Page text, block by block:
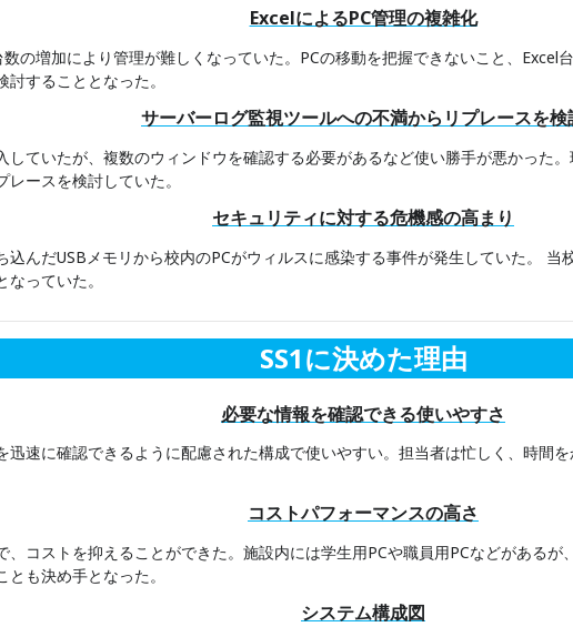
ExcelによるPC管理の複雑化
の増加により管理が難しくなっていた。PCの移動を把握できないこと、
することとなった。
サーバーログ監視ツールへの不満からリプレースを検
ていたが、複数のウィンドウを確認する必要があるなど使い勝手が悪かった
ースを検討していた。
セキュリティに対する危機感の高まり
んだUSBメモリから校内のPCがウィルスに感染する事件が発生していた。
っていた。
SS1に決めた理由
必要な情報を確認できる使いやすさ
速に確認できるように配慮された構成で使いやすい。担当者は忙しく、時間
コストパフォーマンスの高さ
コストを抑えることができた。施設内には学生用PCや職員用PCなどがある
も決め手となった。
システム構成図